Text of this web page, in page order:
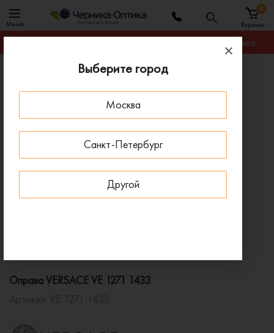
Выберите город
Москва
Санкт-Петербург
Другой
Меню Корзина
0
Гарантируем лучшую цену на любую оправу в Москве
Оправы для очков
Оправа VERSACE VE 1271 1433
Оправа VERSACE VE 1271 1433
- 22 % ДО 15 АВГУСТА